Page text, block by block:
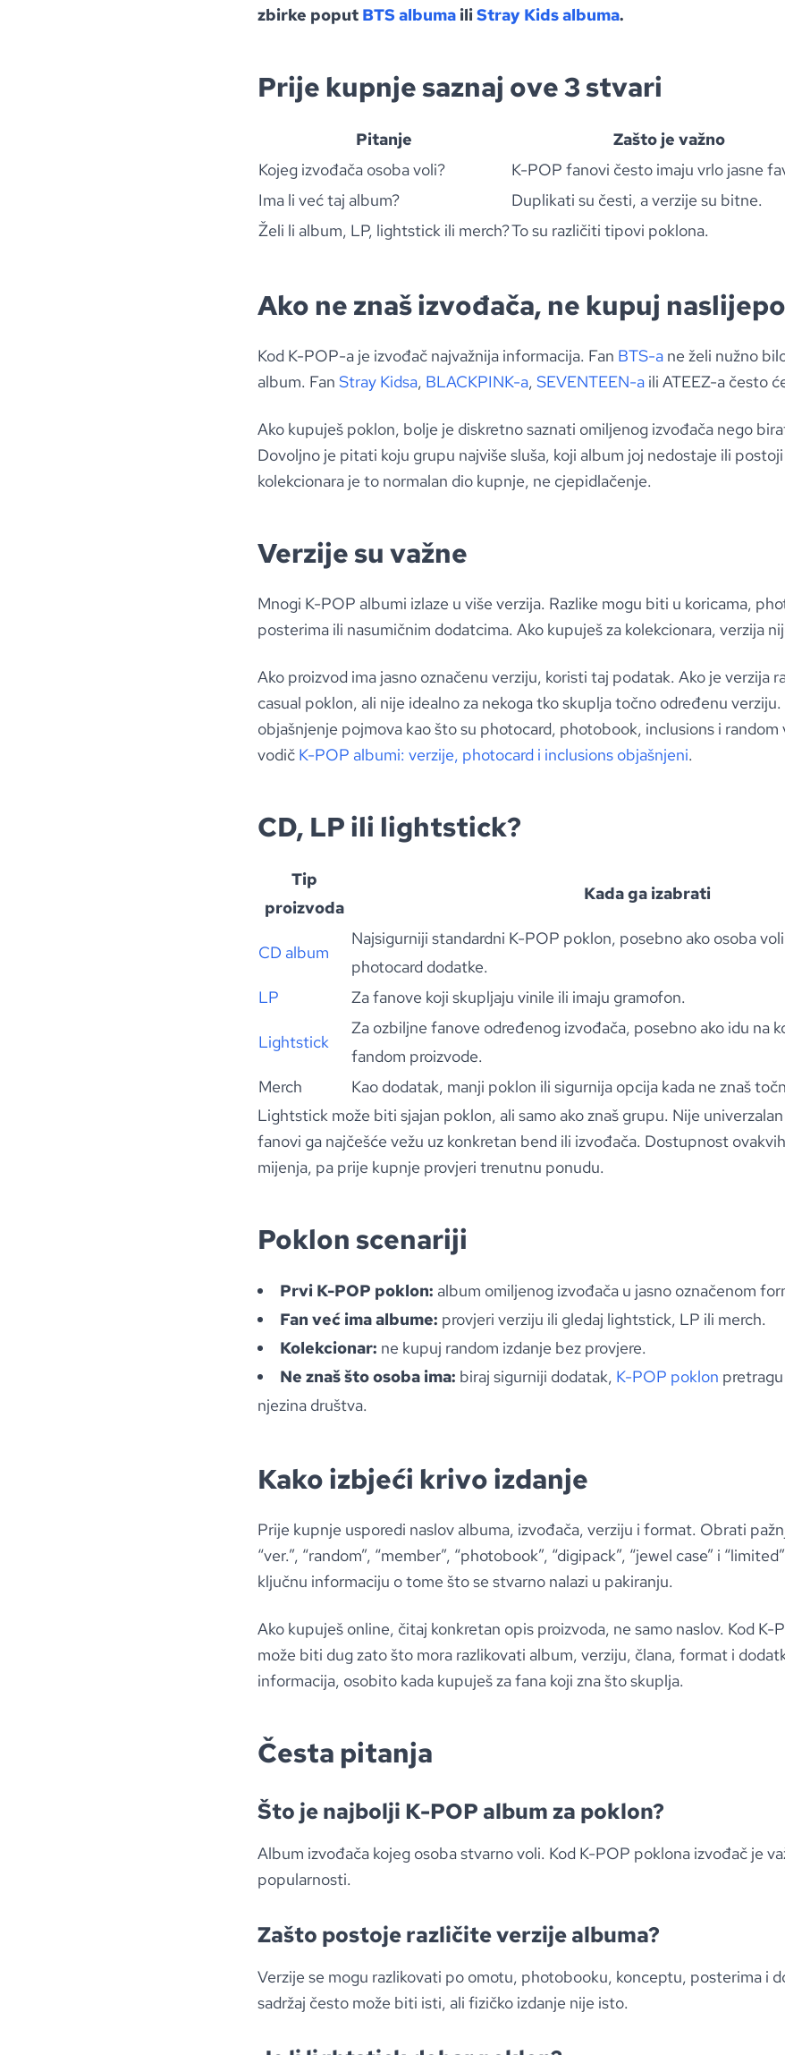
zbirke poput BTS albuma iliStray Kids albuma.
Prije kupnje saznaj ove 3 stvari
Pitanje
Zašto je važno
Kojeg izvođača osoba voli?
K-POP fanovi često imaju vrlo jasne
Ima li već taj album?
Duplikati su česti, a verzije su bitne.
Želi li album, LP, lightstick ili merch?To su različiti tipovi poklona.
Ako ne znaš izvođača, ne kupuj naslijepo
Kod K-POP-a je izvođač najvažnija informacija. Fan BTS-a ne želi nužno
album. Fan Stray Kidsa, BLACKPINK-a, SEVENTEEN-a ili ATEEZ-a često
Ako kupuješ poklon, bolje je diskretno saznati omiljenog izvođača nego
Dovoljno je pitati koju grupu najviše sluša, koji album joj nedostaje ili
kolekcionara je to normalan dio kupnje, ne cjepidlačenje.
Verzije su važne
Mnogi K-POP albumi izlaze u više verzija. Razlike mogu biti u koricama,
posterima ili nasumičnim dodatcima. Ako kupuješ za kolekcionara, verzija
Ako proizvod ima jasno označenu verziju, koristi taj podatak. Ako je verzija
casual poklon, ali nije idealno za nekoga tko skuplja točno određenu
objašnjenje pojmova kao što su photocard, photobook, inclusions i random
vodič K-POP albumi: verzije, photocard i inclusions objašnjeni.
CD, LP ili lightstick?
Tip
proizvoda
Kada ga izabrati
CD album
Najsigurniji standardni K-POP poklon, posebno ako osoba
photocard dodatke.
LP
Za fanove koji skupljaju vinile ili imaju gramofon.
Lightstick
Za ozbiljne fanove određenog izvođača, posebno ako idu na
fandom proizvode.
Merch
Kao dodatak, manji poklon ili sigurnija opcija kada ne znaš
Lightstick može biti sjajan poklon, ali samo ako znaš grupu. Nije
fanovi ga najčešće vežu uz konkretan bend ili izvođača. Dostupnost
mijenja, pa prije kupnje provjeri trenutnu ponudu.
Poklon scenariji
Prvi K-POP poklon: album omiljenog izvođača u jasno označenom
Fan već ima albume: provjeri verziju ili gledaj lightstick, LP ili merch.
Kolekcionar: ne kupuj random izdanje bez provjere.
Ne znaš što osoba ima: biraj sigurniji dodatak, K-POP poklon
njezina društva.
Kako izbjeći krivo izdanje
Prije kupnje usporedi naslov albuma, izvođača, verziju i format. Obrati
“ver.”, “random”, “member”, “photobook”, “digipack”, “jewel case” i
ključnu informaciju o tome što se stvarno nalazi u pakiranju.
Ako kupuješ online, čitaj konkretan opis proizvoda, ne samo naslov. Kod K-
može biti dug zato što mora razlikovati album, verziju, člana, format i
informacija, osobito kada kupuješ za fana koji zna što skuplja.
Česta pitanja
Što je najbolji K-POP album za poklon?
Album izvođača kojeg osoba stvarno voli. Kod K-POP poklona izvođač je
popularnosti.
Zašto postoje različite verzije albuma?
Verzije se mogu razlikovati po omotu, photobooku, konceptu, posterima i
sadržaj često može biti isti, ali fizičko izdanje nije isto.